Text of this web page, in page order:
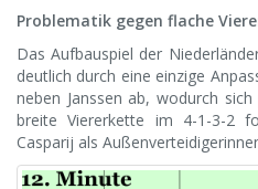
Problematik gegen flache
Das Aufbauspiel der
deutlich durch eine einzige
neben Janssen ab, wodurch
breite Viererkette im 4-1-3-2
Casparij als